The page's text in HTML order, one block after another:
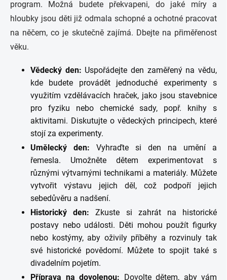
program. Možná budete překvapeni, do jaké míry a
hloubky jsou děti již odmala schopné a ochotné pracovat
na něčem, co je skutečně zajímá. Dbejte na přiměřenost
věku.
Vědecký den: Uspořádejte den zaměřený na vědu,
kde budete provádět jednoduché experimenty s
využitím vzdělávacích hraček, jako jsou stavebnice
pro fyziku nebo chemické sady, popř. knihy s
aktivitami. Diskutujte o vědeckých principech, které
stojí za experimenty.
Umělecký den: Vyhraďte si den na umění a
řemesla. Umožněte dětem experimentovat s
různými výtvarnými technikami a materiály. Můžete
vytvořit výstavu jejich děl, což podpoří jejich
sebedůvěru a nadšení.
Historický den: Zkuste si zahrát na historické
postavy nebo události. Děti mohou použít figurky
nebo kostýmy, aby oživily příběhy a rozvinuly tak
své historické povědomí. Můžete to spojit také s
divadelním pojetím.
Příprava na dovolenou: Dovolte dětem, aby vám